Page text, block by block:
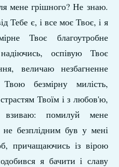
мене грішного? Не знаю.
Тебе є, і все моє Твоє, і я
Твоє благоутробне
оспівую Твоє
величаю незбагненне
безмірну милість,
Твоїм і з любов'ю,
помилуй мене
безплідним був у мені
причащаючись із вірою
я бачити і славу